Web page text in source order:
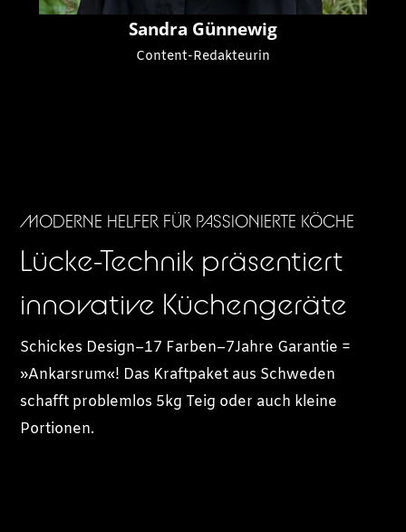
Sandra Günnewig
Content-Redakteurin
MODERNE HELFER FÜR PASSIONIERTE KÖCHE
Lücke-Technik präsentiert
innovative Küchengeräte
Schickes Design–17 Farben–7Jahre Garantie =
»Ankarsrum«! Das Kraftpaket aus Schweden
schafft problemlos 5kg Teig oder auch kleine
Portionen.